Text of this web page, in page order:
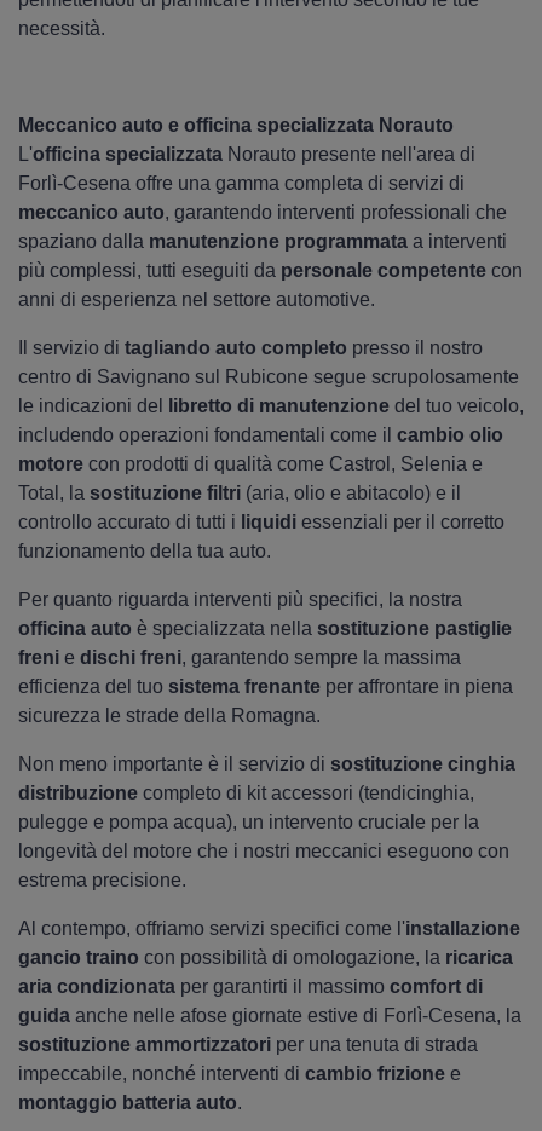
necessità.
Meccanico auto e officina specializzata Norauto
L'officina specializzata Norauto presente nell'area di
Forlì-Cesena offre una gamma completa di servizi di
meccanico auto, garantendo interventi professionali che
spaziano dalla manutenzione programmata a interventi
più complessi, tutti eseguiti da personale competente con
anni di esperienza nel settore automotive.
Il servizio di tagliando auto completo presso il nostro
centro di Savignano sul Rubicone segue scrupolosamente
le indicazioni del
libretto di manutenzione del tuo veicolo,
includendo operazioni fondamentali come il cambio olio
motore con prodotti di qualità come Castrol, Selenia e
Total, la sostituzione filtri (aria, olio e abitacolo) e il
controllo accurato di tutti i liquidi essenziali per il corretto
funzionamento della tua auto.
Per quanto riguarda interventi più specifici, la nostra
officina auto è specializzata nella sostituzione pastiglie
freni e dischi freni, garantendo sempre la massima
efficienza del tuo sistema frenante per affrontare in piena
sicurezza le strade della Romagna.
Non meno importante è il servizio di sostituzione cinghia
distribuzione completo di kit accessori (tendicinghia,
pulegge e pompa acqua), un intervento cruciale per la
longevità del motore che i nostri meccanici eseguono con
estrema precisione.
Al contempo, offriamo servizi specifici come l'installazione
gancio traino con possibilità di omologazione, la ricarica
aria condizionata per garantirti il massimo comfort di
guida anche nelle afose giornate estive di Forlì-Cesena, la
sostituzione ammortizzatori per una tenuta di strada
impeccabile, nonché interventi di cambio frizione e
montaggio batteria auto.